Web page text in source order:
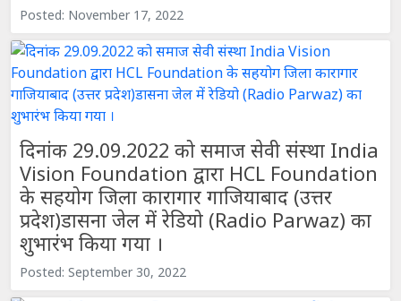
Posted: November 17, 2022
दिनांक 29.09.2022 को समाज सेवी संस्था India
Vision Foundation द्वारा HCL Foundation
के सहयोग जिला कारागार गाजियाबाद (उत्तर
प्रदेश)डासना जेल में रेडियो (Radio Parwaz) का
शुभारंभ किया गया ।
Posted: September 30, 2022